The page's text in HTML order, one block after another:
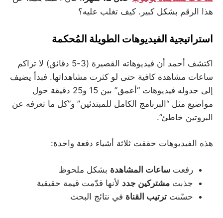
هذا الرقم بشكل كبير. كيف تغلب عليه؟
استراتيجية الفيديوهات الطويلة المُحكمة
اكتشف أحمد أن فيديوهاته القصيرة (3-5 دقائق) لا تراكم
ساعات مشاهدة كافية حتى لو كثرت مشاهداتها. فبدأ يضيف
إلى جدوله فيديوهات “أعمق” بين 15 و25 دقيقة حول
مواضيع مثل “البرنامج الكامل للمبتدئين” و”كل ما تعرفه عن
البروتين خاطئ”.
هذه الفيديوهات حققت ثلاثة أشياء دفعة واحدة:
رفعت ساعات المشاهدة بشكل ملحوظ
جذبت مشتركين جدد لأنها قدّمت قيمة حقيقية
حسّنت ترتيب القناة في نتائج البحث